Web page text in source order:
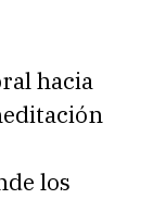
hacia
los